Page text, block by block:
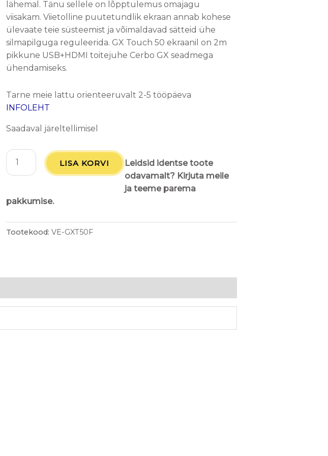
lähemal. Tänu sellele on lõpptulemus omajagu
viisakam. Viietolline puutetundlik ekraan annab kohese
ülevaate teie süsteemist ja võimaldavad sätteid ühe
silmapilguga reguleerida. GX Touch 50 ekraanil on 2m
pikkune USB+HDMI toitejuhe Cerbo GX seadmega
ühendamiseks.
Tarne meie lattu orienteeruvalt 2-5 tööpäeva
INFOLEHT
Saadaval järeltellimisel
LISA KORVI
Leidsid identse toote
odavamalt? Kirjuta meile
ja teeme parema
pakkumise.
Tootekood:VE-GXT50F